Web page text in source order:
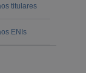
titulares
ENIs